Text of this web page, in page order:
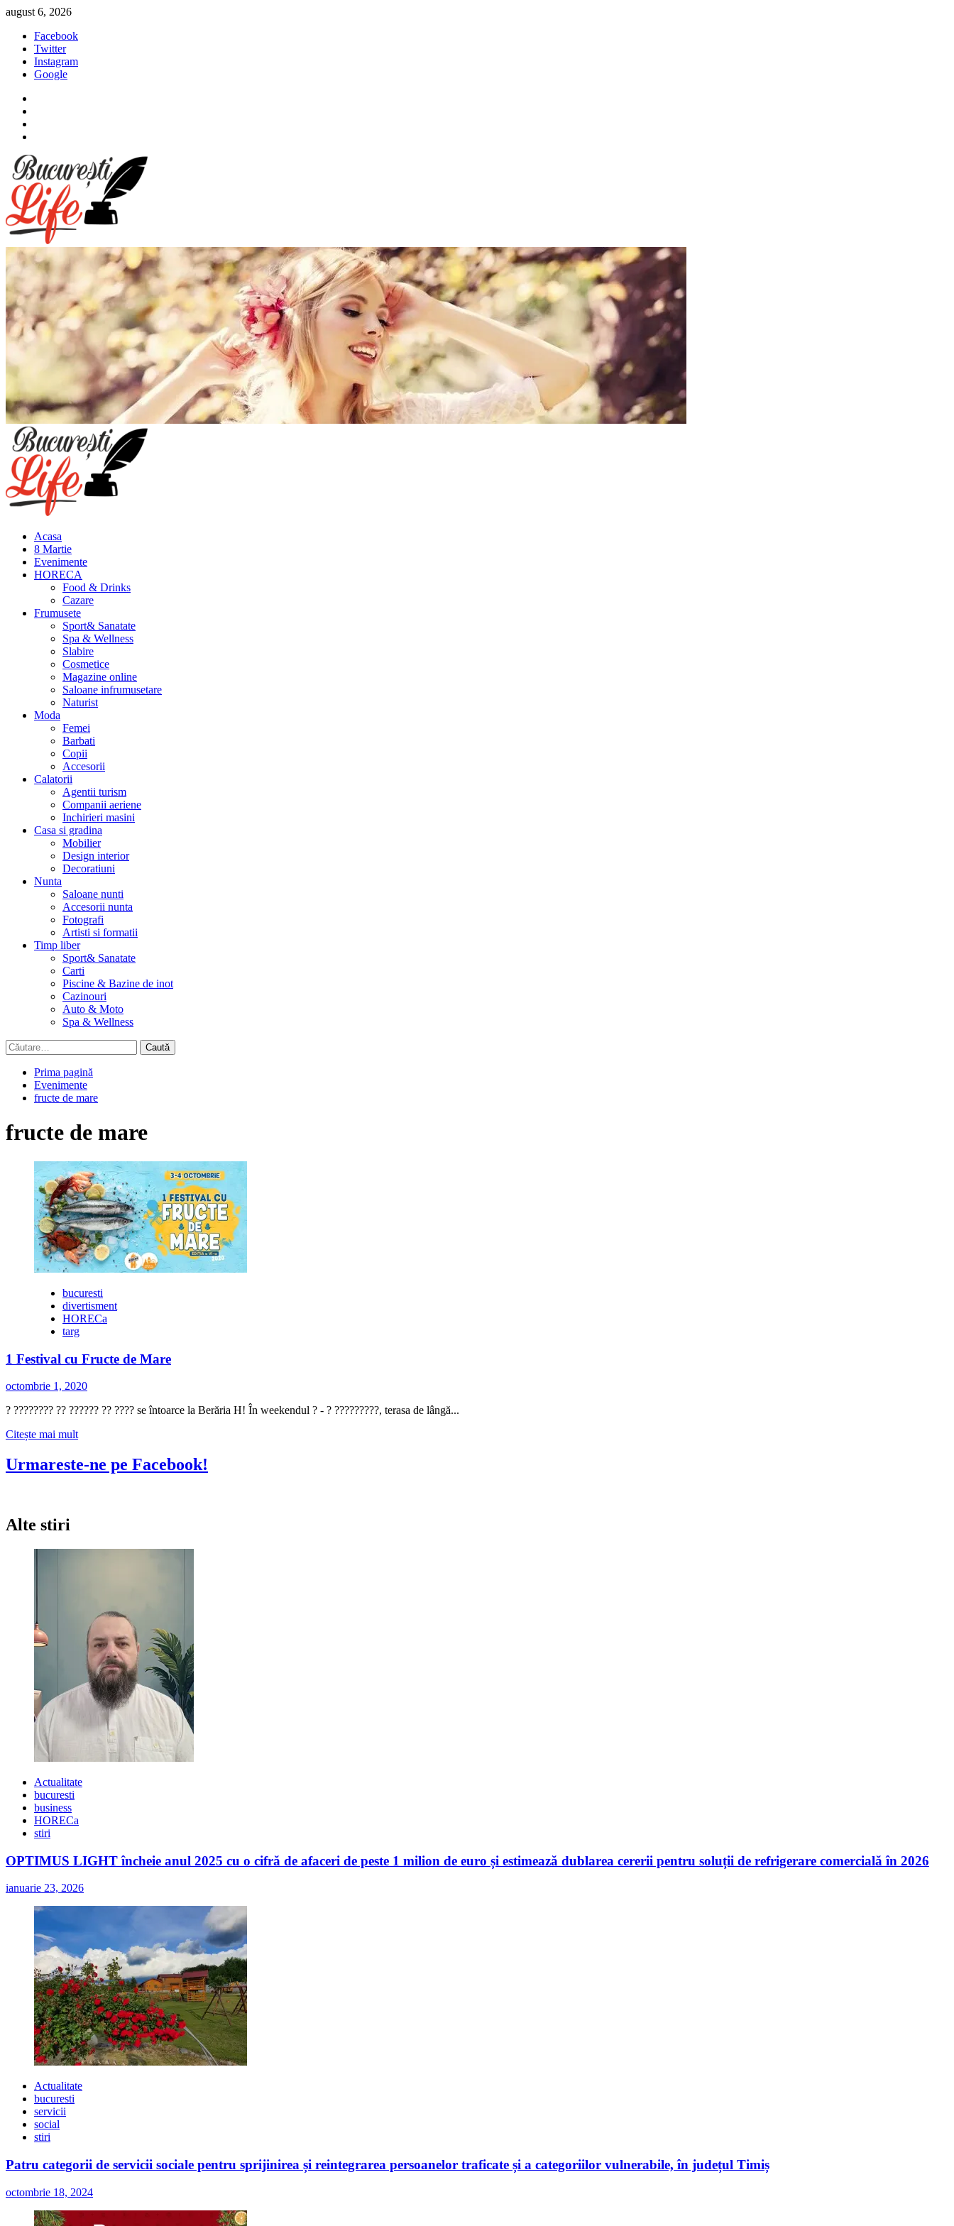
Sari
conținut
august 6, 2026
Facebook
Twitter
Instagram
Google
Meniu
principal
Acasa
8 Martie
Evenimente
HORECA
Food & Drinks
Cazare
Frumusete
Sport& Sanatate
Spa & Wellness
Slabire
Cosmetice
Magazine online
Saloane infrumusetare
Naturist
Moda
Femei
Barbati
Copii
Accesorii
Calatorii
Agentii turism
Companii aeriene
Inchirieri masini
Casa si gradina
Mobilier
Design interior
Decoratiuni
Nunta
Saloane nunti
Accesorii nunta
Fotografi
Artisti si formatii
Timp liber
Sport& Sanatate
Carti
Piscine & Bazine de inot
Cazinouri
Auto & Moto
Spa & Wellness
Caută
după:
Prima pagină
Evenimente
fructe de mare
fructe de mare
bucuresti
divertisment
HORECa
targ
1 Festival cu Fructe de Mare
octombrie 1, 2020
? ???????? ?? ?????? ?? ???? se întoarce la Berăria H! În weekendul ? - ? ?????????, terasa de lângă...
Citește mai multCitește
despre
Mare
Urmareste-ne pe Facebook!
Alte stiri
Actualitate
bucuresti
business
HORECa
stiri
OPTIMUS LIGHT încheie anul 2025 cu o cifră de afaceri de peste 1 milion de euro și estimează dublarea cererii pentru soluții de refrigerare comercială în 2026
ianuarie 23, 2026
Actualitate
bucuresti
servicii
social
stiri
Patru categorii de servicii sociale pentru sprijinirea și reintegrarea persoanelor traficate și a categoriilor vulnerabile, în județul Timiș
octombrie 18, 2024